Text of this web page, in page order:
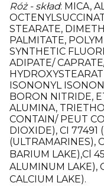
Róż - skład: MICA,
STEARATE,
PALMITATE,
SYNTHETIC
ADIPATE/
ISONONYL
BORON NITRIDE,
ALUMINA,
CONTAIN/ PEUT
DIOXIDE), CI
(ULTRAMARINES),
BARIUM LAKE),Cl
ALUMINUM LAKE),
CALCIUM LAKE).